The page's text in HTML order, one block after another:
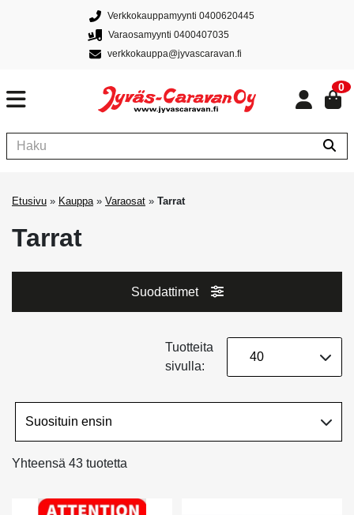
Verkkokauppamyynti 0400620445
Varaosamyynti 0400407035
verkkokauppa@jyvascaravan.fi
0
Etusivu » Kauppa» Varaosat » Tarrat
Tarrat
Suodattimet
Yhteensä 43 tuotetta
Tuotteita
sivulla: